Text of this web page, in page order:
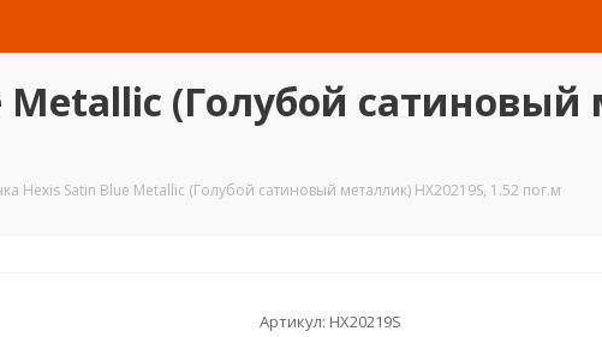
(Голубой сатиновый
Hexis Satin Blue Metallic (Голубой сатиновый металлик) HX20219S, 1.52 пог.м
Артикул: HX20219S